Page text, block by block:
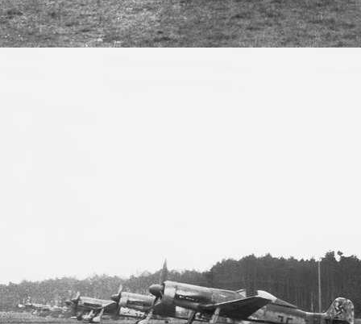
März 2017